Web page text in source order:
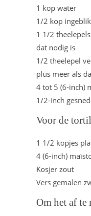
1 kop water
1/2 kop
1 1/2
dat nodig is
1/2 theelepel
plus meer als
4 tot 5 (6-inch)
1/2-inch
Voor de
1 1/2 kopjes
4 (6-inch)
Kosjer zout
Vers gemalen
Om het af te